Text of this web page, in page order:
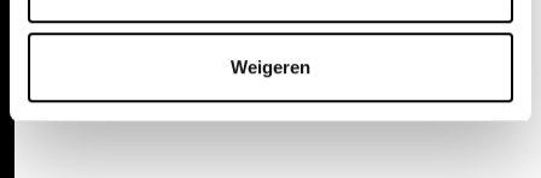
Weigeren